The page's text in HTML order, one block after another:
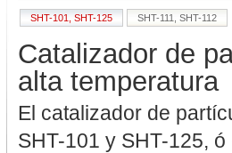
SHT-101, SHT-125 SHT-111, SHT-112
Catalizador de
alta temperatura
El catalizador de
SHT-101 y SHT-125,